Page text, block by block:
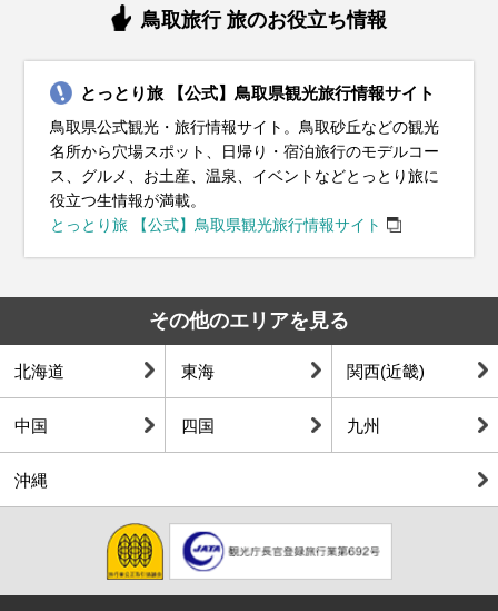
鳥取旅行 旅のお役立ち情報
とっとり旅 【公式】鳥取県観光旅行情報サイト
鳥取県公式観光・旅行情報サイト。鳥取砂丘などの観光
名所から穴場スポット、日帰り・宿泊旅行のモデルコー
ス、グルメ、お土産、温泉、イベントなどとっとり旅に
役立つ生情報が満載。
とっとり旅 【公式】鳥取県観光旅行情報サイト
その他のエリアを見る
北海道 東海 関西(近畿)
中国 四国 九州
沖縄